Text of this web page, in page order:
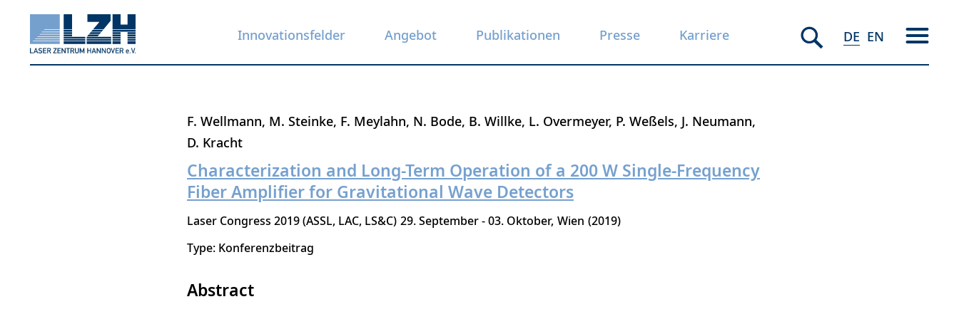
Innovationsfelder Angebot Publikationen Presse Karriere DE EN
F. Wellmann M. Steinke F. Meylahn N. Bode B. Willke L. Overmeyer P. Weßels J. Neumann
D. Kracht
Characterization and Long-Term Operation of a 200 W Single-Frequency
Fiber Amplifier for Gravitational Wave Detectors
Laser Congress 2019 (ASSL, LAC, LS&C) 29. September - 03. Oktober Wien 2019
Type: Konferenzbeitrag
Abstract